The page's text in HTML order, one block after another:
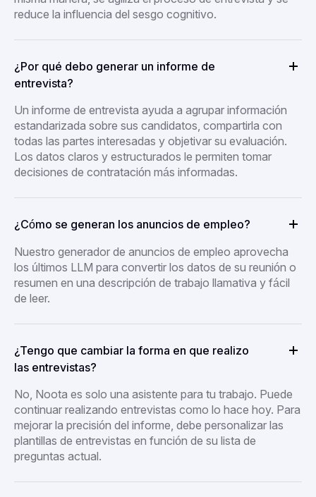
reduce la influencia del sesgo cognitivo.
¿Por qué debo generar un informe de
entrevista?
Un informe de entrevista ayuda a agrupar información
estandarizada sobre sus candidatos, compartirla con
todas las partes interesadas y objetivar su evaluación.
Los datos claros y estructurados le permiten tomar
decisiones de contratación más informadas.
¿Cómo se generan los anuncios de empleo?
Nuestro generador de anuncios de empleo aprovecha
los últimos LLM para convertir los datos de su reunión o
resumen en una descripción de trabajo llamativa y fácil
de leer.
¿Tengo que cambiar la forma en que realizo
las entrevistas?
No, Noota es solo una asistente para tu trabajo. Puede
continuar realizando entrevistas como lo hace hoy. Para
mejorar la precisión del informe, debe personalizar las
plantillas de entrevistas en función de su lista de
preguntas actual.